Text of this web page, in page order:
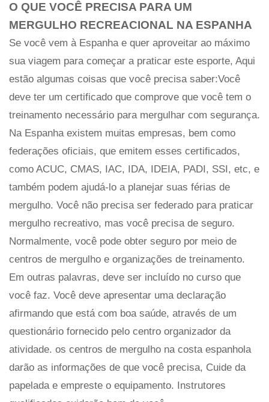
O QUE VOCÊ PRECISA PARA UM
MERGULHO RECREACIONAL NA ESPANHA
Se você vem à Espanha e quer aproveitar ao máximo
sua viagem para começar a praticar este esporte, Aqui
estão algumas coisas que você precisa saber:Você
deve ter um certificado que comprove que você tem o
treinamento necessário para mergulhar com segurança.
Na Espanha existem muitas empresas, bem como
federações oficiais, que emitem esses certificados,
como ACUC, CMAS, IAC, IDA, IDEIA, PADI, SSI, etc, e
também podem ajudá-lo a planejar suas férias de
mergulho. Você não precisa ser federado para praticar
mergulho recreativo, mas você precisa de seguro.
Normalmente, você pode obter seguro por meio de
centros de mergulho e organizações de treinamento.
Em outras palavras, deve ser incluído no curso que
você faz. Você deve apresentar uma declaração
afirmando que está com boa saúde, através de um
questionário fornecido pelo centro organizador da
atividade. os centros de mergulho na costa espanhola
darão as informações de que você precisa, Cuide da
papelada e empreste o equipamento. Instrutores